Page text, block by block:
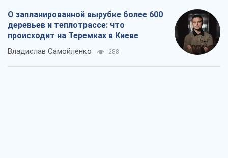
О запланированной вырубке более 600
деревьев и теплотрассе: что
происходит на Теремках в Киеве
Владислав Самойленко 288